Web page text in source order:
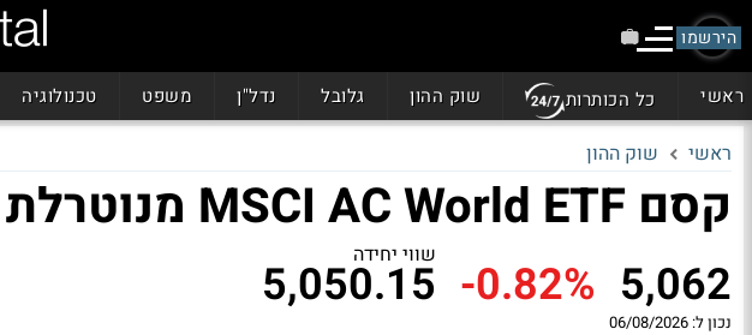
הירשמו
ראשי כל הכותרות שוק ההון גלובל נדל"ן משפט טכנולוגיה
ראשי שוק ההון
קסם MSCI AC World ETF מנוטרלת דולר
5,062
-0.82% שווי יחידה
5,050.15
נכון ל: 06/08/2026